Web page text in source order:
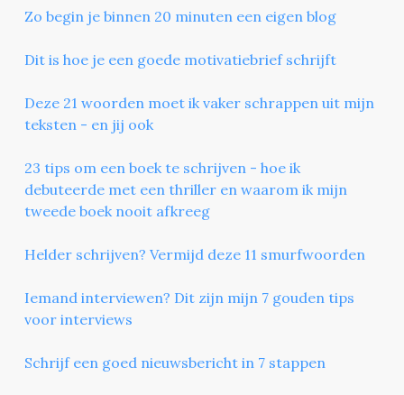
Zo begin je binnen 20 minuten een eigen blog
Dit is hoe je een goede motivatiebrief schrijft
Deze 21 woorden moet ik vaker schrappen uit mijn
teksten - en jij ook
23 tips om een boek te schrijven - hoe ik
debuteerde met een thriller en waarom ik mijn
tweede boek nooit afkreeg
Helder schrijven? Vermijd deze 11 smurfwoorden
Iemand interviewen? Dit zijn mijn 7 gouden tips
voor interviews
Schrijf een goed nieuwsbericht in 7 stappen